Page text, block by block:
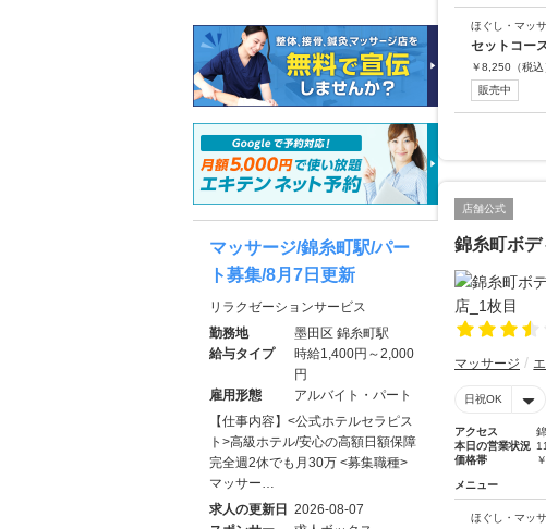
ほぐし・マッ
セットコー
￥8,250 （税込
販売中
店舗公式
錦糸町ボ
マッサージ
日祝OK
アクセス
本日の営業状況
価格帯
メニュー
ほぐし・マッ
マッサージ/錦糸町駅/パー
ト募集/8月7日更新
リラクゼーションサービス
勤務地
墨田区 錦糸町駅
給与タイプ
時給1,400円～2,000
円
雇用形態
アルバイト・パート
【仕事内容】<公式ホテルセラピス
ト>高級ホテル/安心の高額日額保障
完全週2休でも月30万 <募集職種>
マッサー…
求人の更新日 2026-08-07